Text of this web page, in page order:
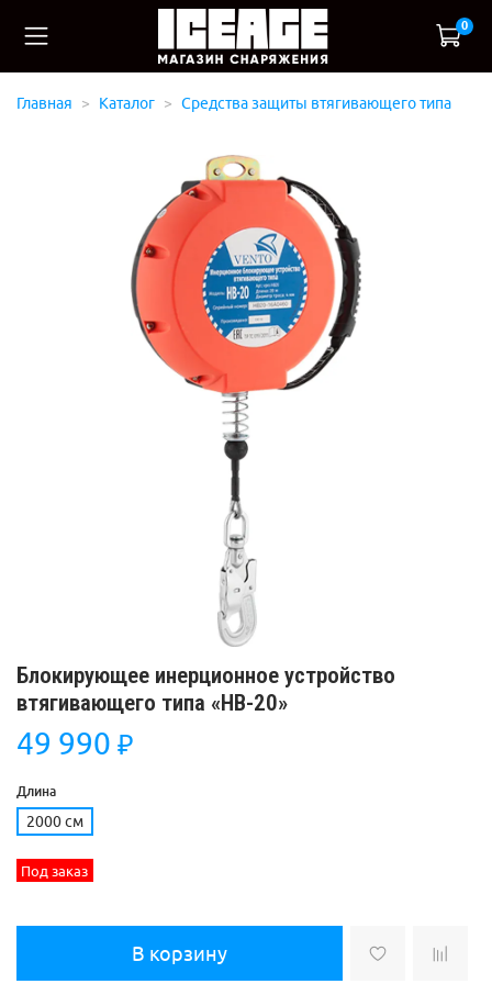
0
Главная Каталог Средства защиты втягивающего типа
Блокирующее инерционное устройство
втягивающего типа «НВ-20»
49 990 ₽
Длина
2000 см
Под заказ
В корзину